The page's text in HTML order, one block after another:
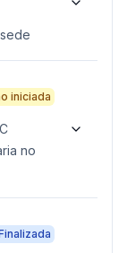
iniciada
no